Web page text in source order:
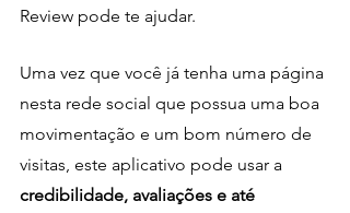
Review pode te ajudar.
Uma vez que você já tenha uma página
nesta rede social que possua uma boa
movimentação e um bom número de
visitas, este aplicativo pode usar a
credibilidade, avaliações e até